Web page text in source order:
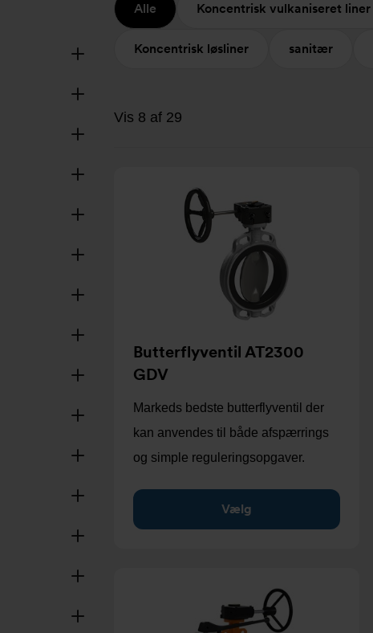
Alle Koncentrisk vulkaniseret liner
Koncentrisk løsliner sanitær
Vis 8 af 29
Butterflyventil AT2300
GDV
Markeds bedste butterflyventil der
kan anvendes til både afspærrings
og simple reguleringsopgaver.
Vælg